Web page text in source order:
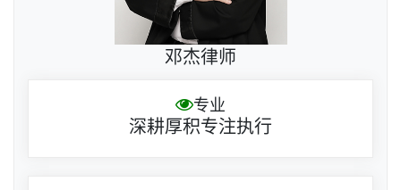
邓杰律师
专业
深耕厚积专注执行